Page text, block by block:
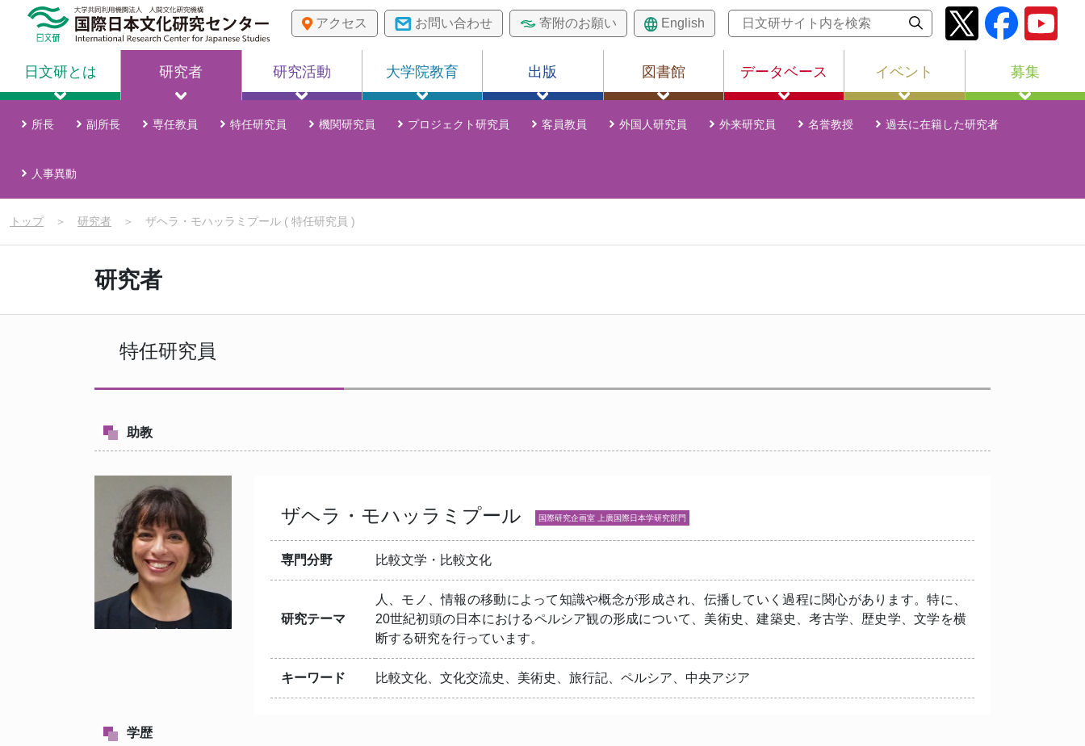
アクセス お問い合わせ 寄附のお願い English
日文研とは 研究者 研究活動 大学院教育 出版 図書館 データベース イベント 募集
所長 副所長 専任教員 特任研究員 機関研究員 プロジェクト研究員 客員教員 外国人研究員 外来研究員 名誉教授 過去に在籍した研究者
人事異動
トップ＞ 研究者 ＞ ザヘラ・モハッラミプール ( 特任研究員 )
研究者
特任研究員
助教
ザヘラ・モハッラミプール 国際研究企画室 上廣国際日本学研究部門
専門分野 比較文学・比較文化
研究テーマ
人、モノ、情報の移動によって知識や概念が形成され、伝播していく過程に関心があります。特に、
20世紀初頭の日本におけるペルシア観の形成について、美術史、建築史、考古学、歴史学、文学を横
断する研究を行っています。
キーワード 比較文化、文化交流史、美術史、旅行記、ペルシア、中央アジア
学歴